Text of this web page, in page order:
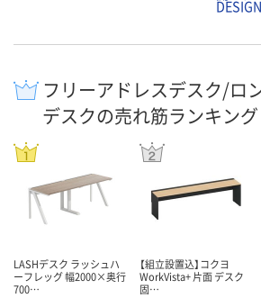
フリーアドレスデスク/ロ
デスクの売れ筋ランキング
LASHデスク ラッシュハ
ーフレッグ 幅2000×奥行
700…
【組立設置込】コクヨ
WorkVista+ 片面 デスク
固…